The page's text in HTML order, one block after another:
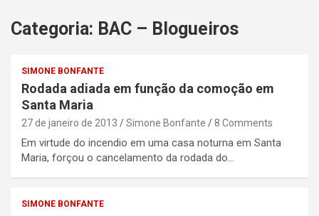
Categoria: BAC – Blogueiros
SIMONE BONFANTE
Rodada adiada em função da comoção em
Santa Maria
27 de janeiro de 2013 Simone Bonfante 8 Comments
Em virtude do incendio em uma casa noturna em Santa
Maria, forçou o cancelamento da rodada do…
SIMONE BONFANTE